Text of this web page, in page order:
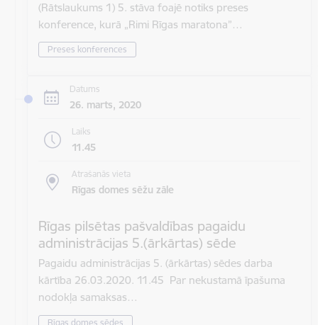
(Rātslaukums 1) 5. stāva foajē notiks preses
konference, kurā „Rimi Rīgas maratona”…
Preses konferences
Datums
26. marts, 2020
Laiks
11.45
Atrašanās vieta
Rīgas domes sēžu zāle
Rīgas pilsētas pašvaldības pagaidu
administrācijas 5.(ārkārtas) sēde
Pagaidu administrācijas 5. (ārkārtas) sēdes darba
kārtība 26.03.2020. 11.45 Par nekustamā īpašuma
nodokļa samaksas…
Rīgas domes sēdes